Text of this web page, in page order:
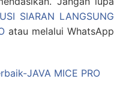
SIARAN LANGSUNG
atau melalui WhatsApp
JAVA MICE PRO